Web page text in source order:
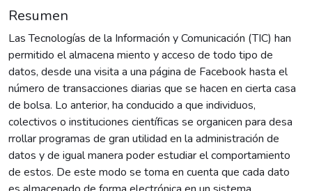
Resumen
Las Tecnologías de la Información y Comunicación (TIC) han
permitido el almacena miento y acceso de todo tipo de
datos, desde una visita a una página de Facebook hasta el
número de transacciones diarias que se hacen en cierta casa
de bolsa. Lo anterior, ha conducido a que individuos,
colectivos o instituciones científicas se organicen para desa
rrollar programas de gran utilidad en la administración de
datos y de igual manera poder estudiar el comportamiento
de estos. De este modo se toma en cuenta que cada dato